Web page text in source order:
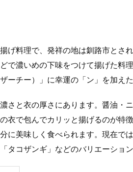
げ料理で、発祥の地は釧路市とさ
で濃いめの下味をつけて揚げた料
ーチー）」に幸運の「ン」を加え
さと衣の厚さにあります。醤油・
衣で包んでカリッと揚げるのが特
に美味しく食べられます。現在で
タコザンギ」などのバリエーション